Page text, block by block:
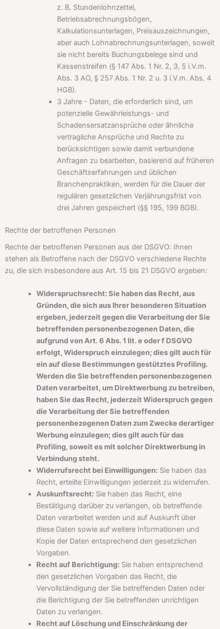
z. B. Stundenlohnzettel,
Betriebsabrechnungsbögen,
Kalkulationsunterlagen, Preisauszeichnungen,
aber auch Lohnabrechnungsunterlagen, soweit
sie nicht bereits Buchungsbelege sind und
Kassenstreifen (§ 147 Abs. 1 Nr. 2, 3, 5 i.V.m.
Abs. 3 AO, § 257 Abs. 1 Nr. 2 u. 3 i.V.m. Abs. 4
HGB).
3 Jahre - Daten, die erforderlich sind, um
potenzielle Gewährleistungs- und
Schadensersatzansprüche oder ähnliche
vertragliche Ansprüche und Rechte zu
berücksichtigen sowie damit verbundene
Anfragen zu bearbeiten, basierend auf früheren
Geschäftserfahrungen und üblichen
Branchenpraktiken, werden für die Dauer der
regulären gesetzlichen Verjährungsfrist von
drei Jahren gespeichert (§§ 195, 199 BGB).
Rechte der betroffenen Personen
Rechte der betroffenen Personen aus der DSGVO: Ihnen
stehen als Betroffene nach der DSGVO verschiedene Rechte
zu, die sich insbesondere aus Art. 15 bis 21 DSGVO ergeben:
Widerspruchsrecht: Sie haben das Recht, aus
Gründen, die sich aus Ihrer besonderen Situation
ergeben, jederzeit gegen die Verarbeitung der Sie
betreffenden personenbezogenen Daten, die
aufgrund von Art. 6 Abs. 1 lit. e oder f DSGVO
erfolgt, Widerspruch einzulegen; dies gilt auch für
ein auf diese Bestimmungen gestütztes Profiling.
Werden die Sie betreffenden personenbezogenen
Daten verarbeitet, um Direktwerbung zu betreiben,
haben Sie das Recht, jederzeit Widerspruch gegen
die Verarbeitung der Sie betreffenden
personenbezogenen Daten zum Zwecke derartiger
Werbung einzulegen; dies gilt auch für das
Profiling, soweit es mit solcher Direktwerbung in
Verbindung steht.
Widerrufsrecht bei Einwilligungen:Sie haben das
Recht, erteilte Einwilligungen jederzeit zu widerrufen.
Auskunftsrecht:Sie haben das Recht, eine
Bestätigung darüber zu verlangen, ob betreffende
Daten verarbeitet werden und auf Auskunft über
diese Daten sowie auf weitere Informationen und
Kopie der Daten entsprechend den gesetzlichen
Vorgaben.
Recht auf Berichtigung:Sie haben entsprechend
den gesetzlichen Vorgaben das Recht, die
Vervollständigung der Sie betreffenden Daten oder
die Berichtigung der Sie betreffenden unrichtigen
Daten zu verlangen.
Recht auf Löschung und Einschränkung der